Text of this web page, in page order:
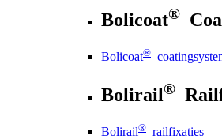
Bolicoat®
Bolicoat®
Bolirail®
Bolirail® railfixaties